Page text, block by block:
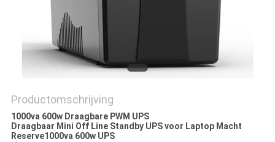
Productomschrijving
1000va 600w Draagbare PWM UPS
Draagbaar Mini Off Line Standby UPS voor Laptop Macht
Reserve1000va 600w UPS